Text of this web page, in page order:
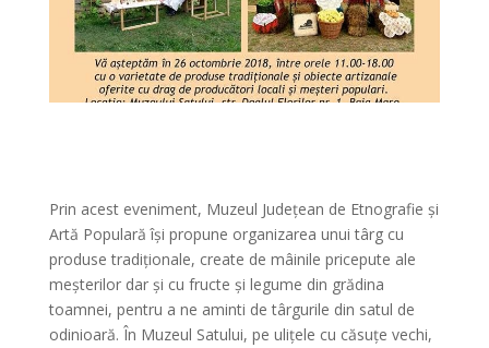
Prin acest eveniment, Muzeul Județean de Etnografie și
Artă Populară își propune organizarea unui târg cu
produse tradiționale, create de mâinile pricepute ale
meșterilor dar și cu fructe și legume din grădina
toamnei, pentru a ne aminti de târgurile din satul de
odinioară. În Muzeul Satului, pe ulițele cu căsuțe vechi,